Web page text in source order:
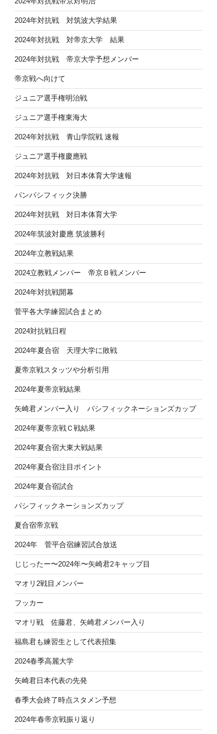
2024年対抗戦 対筑波大学結果
2024年対抗戦 対帝京大学 結果
2024年対抗戦 帝京大学予想メンバー
帝京戦へ向けて
ジュニア選手権明治戦
ジュニア選手権東海大
2024年対抗戦 青山学院戦 速報
ジュニア選手権慶應戦
2024年対抗戦 対日本体育大学速報
パンパシフィック決勝
2024年対抗戦 対日本体育大学
2024年筑波対慶應 筑波勝利
2024年立教戦結果
2024立教戦メンバー 帝京Ｂ戦メンバー
2024年対抗戦開幕
菅平各大学練習試合まとめ
2024対抗戦日程
2024年夏合宿 天理大学に敗戦
夏帝京戦スタッツや分析引用
2024年夏帝京戦結果
矢崎君メンバー入り パシフィックネーションズカップ
2024年夏帝京戦Ｃ戦結果
2024年夏合宿大東大戦結果
2024年夏合宿注目ポイント
2024年夏合宿試合
パシフィックネーションズカップ
夏合宿帝京戦
2024年 菅平合宿練習試合放送
じじったー〜2024年〜矢崎君2キャップ目
マオリ2戦目メンバー
フッカー
マオリ戦 佐藤君、矢崎君メンバー入り
福島君も練習生として代表招集
2024春季高麗大学
矢崎君日本代表の先発
春季大会終了時点スタメン予想
2024年春帝京戦振り返り